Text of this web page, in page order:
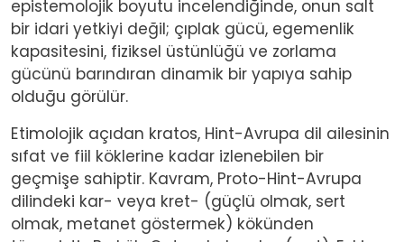
epistemolojik boyutu incelendiğinde, onun salt
bir idari yetkiyi değil; çıplak gücü, egemenlik
kapasitesini, fiziksel üstünlüğü ve zorlama
gücünü barındıran dinamik bir yapıya sahip
olduğu görülür.
Etimolojik açıdan kratos, Hint-Avrupa dil ailesinin
sıfat ve fiil köklerine kadar izlenebilen bir
geçmişe sahiptir. Kavram, Proto-Hint-Avrupa
dilindeki kar- veya kret- (güçlü olmak, sert
olmak, metanet göstermek) kökünden